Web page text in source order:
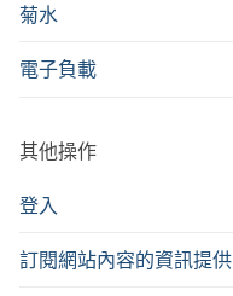
菊水
電子負載
其他操作
登入
訂閱網站內容的資訊提供